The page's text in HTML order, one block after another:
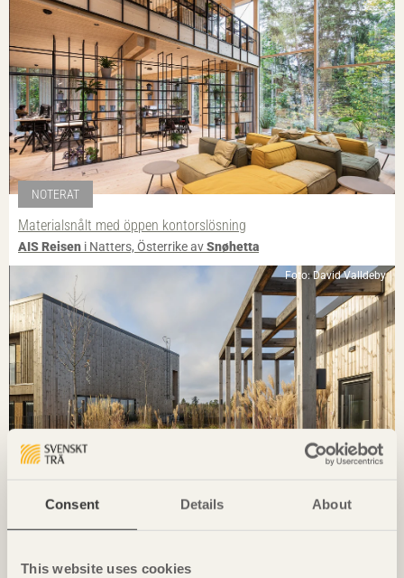
Consent Details About
This website uses cookies
NOTERAT
Materialsnålt med öppen kontorslösning
AIS Reisen i Natters, Österrike avSnøhetta
Foto: David Valldeby
REPORTAGE
Botanikerni Uppsala avAxeloth arkitekter